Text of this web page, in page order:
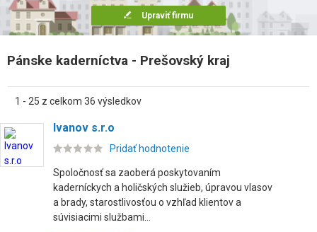
Upraviť firmu
Pánske kaderníctva - Prešovský kraj
1 - 25 z celkom 36 výsledkov
Ivanov s.r.o
Pridať hodnotenie
Spoločnosť sa zaoberá poskytovaním
kaderníckych a holičských služieb, úpravou vlasov
a brady, starostlivosťou o vzhľad klientov a
súvisiacimi službami...